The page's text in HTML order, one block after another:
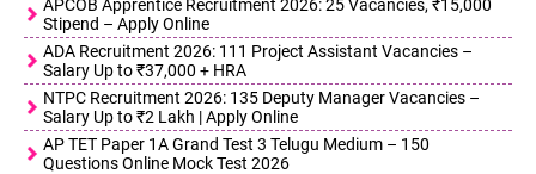
APCOB Apprentice Recruitment 2026: 25 Vacancies, ₹15,000
Stipend – Apply Online
ADA Recruitment 2026: 111 Project Assistant Vacancies –
Salary Up to ₹37,000 + HRA
NTPC Recruitment 2026: 135 Deputy Manager Vacancies –
Salary Up to ₹2 Lakh | Apply Online
AP TET Paper 1A Grand Test 3 Telugu Medium – 150
Questions Online Mock Test 2026